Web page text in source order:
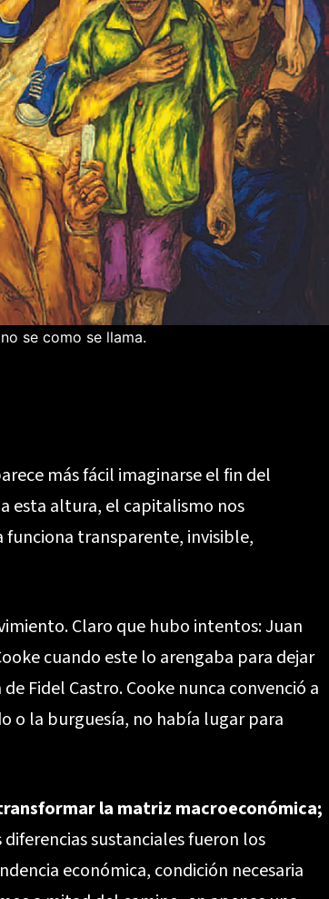
se como se llama.
más fácil imaginarse el fin del
esta altura, el capitalismo nos
funciona transparente, invisible,
Claro que hubo intentos: Juan
cuando este lo arengaba para dejar
Fidel Castro. Cooke nunca convenció a
o la burguesía, no había lugar para
la matriz macroeconómica;
diferencias sustanciales fueron los
económica, condición necesaria